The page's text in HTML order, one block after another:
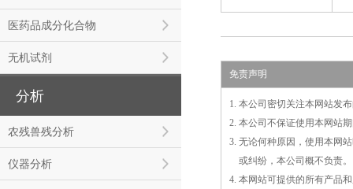
医药品成分化合物
无机试剂
分析
农残兽残分析
仪器分析
免责声明
1. 本公司密切关注本网站发
2. 本公司不保证使用本网站
3. 无论何种原因，使用本网
或纠纷，本公司概不负责。
4. 本网站可提供的所有产品